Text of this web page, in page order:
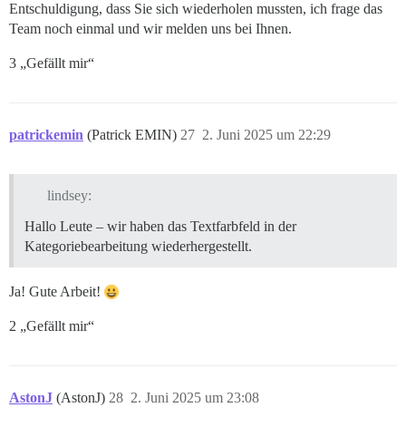
Entschuldigung, dass Sie sich wiederholen mussten, ich frage das
Team noch einmal und wir melden uns bei Ihnen.
3 „Gefällt mir“
patrickemin (Patrick EMIN) 2. Juni 2025 um 22:29
27
lindsey:
Hallo Leute – wir haben das Textfarbfeld in der
Kategoriebearbeitung wiederhergestellt.
Ja! Gute Arbeit!
2 „Gefällt mir“
AstonJ (AstonJ) 2. Juni 2025 um 23:08
28